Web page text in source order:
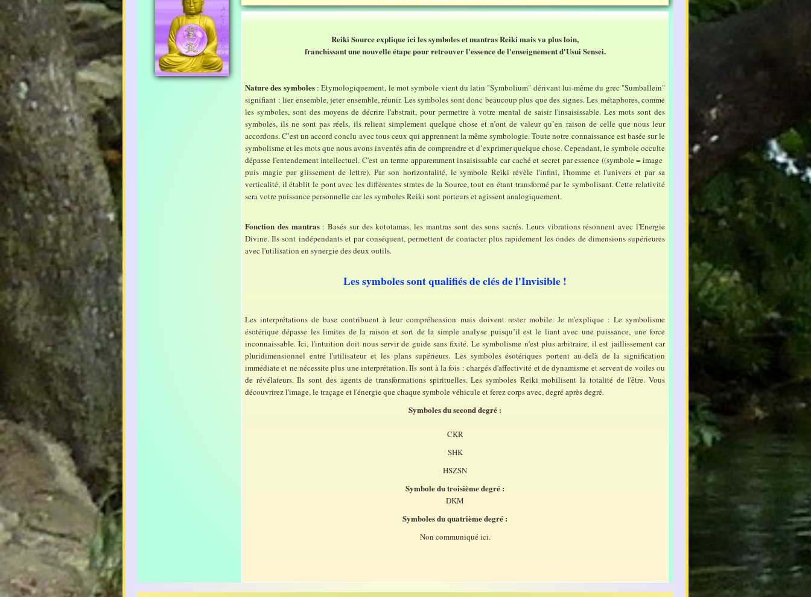
Reiki Source explique ici les symboles et mantras Reiki mais va plus loin,
franchissant une nouvelle étape pour retrouver l'essence de l'enseignement d'Usui Sensei.
Nature des symboles: Etymologiquement, le mot symbole vient du latin "Symbolium" dérivant lui-même du grec "Sumballein"
signifiant : lier ensemble, jeter ensemble, réunir. Les symboles sont donc beaucoup plus que des signes. Les métaphores, comme
les symboles, sont des moyens de décrire l'abstrait, pour permettre à votre mental de saisir l'insaisissable. Les mots sont des
symboles, ils ne sont pas réels, ils relient simplement quelque chose et n’ont de valeur qu’en raison de celle que nous leur
accordons. C’est un accord conclu avec tous ceux qui apprennent la même symbologie. Toute notre connaissance est basée sur le
symbolisme et les mots que nous avons inventés afin de comprendre et d’exprimer quelque chose. Cependant, le symbole occulte
dépasse l'entendement intellectuel. C'est un terme apparemment insaisissable car caché et secret par essence ((symbole = image
puis magie par glissement de lettre). Par son horizontalité, le symbole Reiki révèle l'infini, l'homme et l'univers et par sa
verticalité, il établit le pont avec les différentes strates de la Source, tout en étant transformé par le symbolisant. Cette relativité
sera votre puissance personnelle car les symboles Reiki sont porteurs et agissent analogiquement.
Fonction des mantras: Basés sur des kototamas, les mantras sont des sons sacrés. Leurs vibrations résonnent avec l'Energie
Divine. Ils sont indépendants et par conséquent, permettent de contacter plus rapidement les ondes de dimensions supérieures
avec l'utilisation en synergie des deux outils.
Les symboles sont qualifiés de clés de l'Invisible !
Les interprétations de base contribuent à leur compréhension mais doivent rester mobile. Je m'explique : Le symbolisme
ésotérique dépasse les limites de la raison et sort de la simple analyse puisqu’il est le liant avec une puissance, une force
inconnaissable. Ici, l'intuition doit nous servir de guide sans fixité. Le symbolisme n'est plus arbitraire, il est jaillissement car
pluridimensionnel entre l'utilisateur et les plans supérieurs. Les symboles ésotériques portent au-delà de la signification
immédiate et ne nécessite plus une interprétation. Ils sont à la fois : chargés d'affectivité et de dynamisme et servent de voiles ou
de révélateurs. Ils sont des agents de transformations spirituelles. Les symboles Reiki mobilisent la totalité de l'être. Vous
découvrirez l'image, le traçage et l'énergie que chaque symbole véhicule et ferez corps avec, degré après degré.
Symboles du second degré :
CKR
SHK
HSZSN
Symbole du troisième degré :
DKM
Symboles du quatrième degré :
Non communiqué ici.